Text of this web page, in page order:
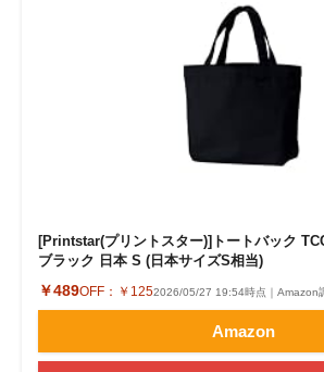
[Printstar(プリントスター)]トートバック
ブラック 日本 S (日本サイズS相当)
￥489OFF： ￥1252026/05/27 19:54時点｜Amazon
Amazon